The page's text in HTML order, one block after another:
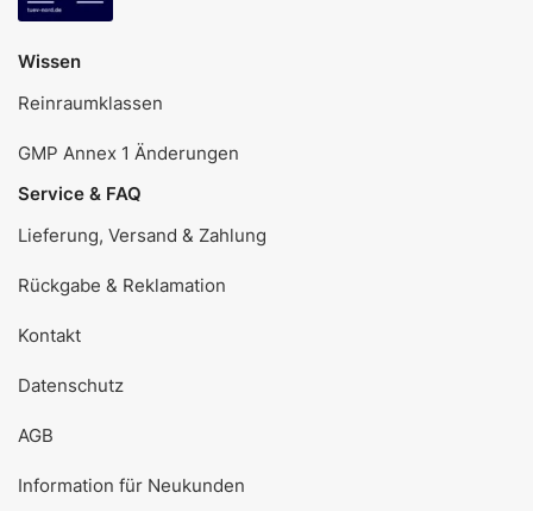
Wissen
Reinraumklassen
GMP Annex 1 Änderungen
Service & FAQ
Lieferung, Versand & Zahlung
Rückgabe & Reklamation
Kontakt
Datenschutz
AGB
Information für Neukunden